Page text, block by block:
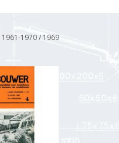
1961-1970/ 1969
95.69.004
(PDF)
HINZUFÜGEN